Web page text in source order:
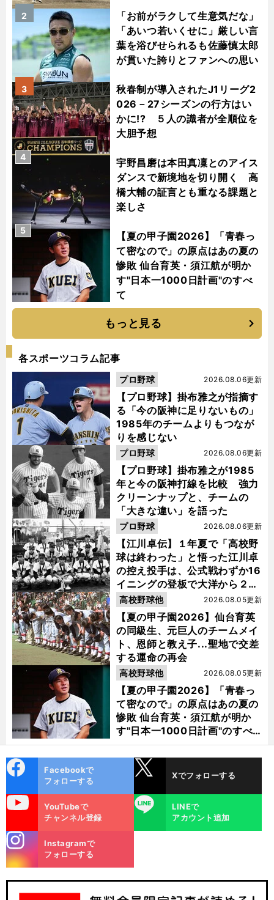
「お前がラクして生意気だな」
「あいつ若いくせに」厳しい言
葉を浴びせられるも佐藤慎太郎
が貫いた誇りとファンへの思い
2
秋春制が導入されたJ1リーグ2
026－27シーズンの行方はい
かに!? ５人の識者が全順位を
大胆予想
3
宇野昌磨は本田真凜とのアイス
ダンスで新境地を切り開く 高
橋大輔の証言とも重なる課題と
楽しさ
4
【夏の甲子園2026】「青春っ
て密なので」の原点はあの夏の
惨敗 仙台育英・須江航が明か
す"日本一1000日計画"のすべ
て
5
もっと見る
各スポーツコラム記事
【プロ野球】掛布雅之が指摘す
る「今の阪神に足りないもの」
1985年のチームよりもつなが
りを感じない
2026.08.06更新
プロ野球
【プロ野球】掛布雅之が1985
年と今の阪神打線を比較 強力
クリーンナップと、チームの
「大きな違い」を語った
2026.08.06更新
プロ野球
【江川卓伝】１年夏で「高校野
球は終わった」と悟った江川卓
の控え投手は、公式戦わずか16
イニングの登板で大洋から２位
指名を受けた
2026.08.06更新
プロ野球
【夏の甲子園2026】仙台育英
の同級生、元巨人のチームメイ
ト、恩師と教え子...聖地で交差
する運命の再会
2026.08.05更新
高校野球他
【夏の甲子園2026】「青春っ
て密なので」の原点はあの夏の
惨敗 仙台育英・須江航が明か
す"日本一1000日計画"のすべ
て
2026.08.05更新
高校野球他
ok
Facebookで
フォローする
Xでフォローする
YouTubeで
チャンネル登録
LINE
LINEで
アカウント追加
m
Instagramで
フォローする